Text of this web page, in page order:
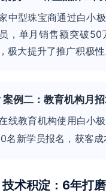
中型珠宝商通过白小
，单月销售额突破50
极大提升了推广积极性
案例二：教育机构月
线教育机构使用白小
名新学员报名，获客成
技术积淀：6年打